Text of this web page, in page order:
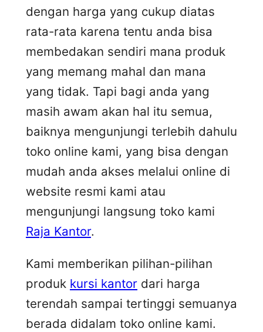
dengan harga yang cukup diatas
rata-rata karena tentu anda bisa
membedakan sendiri mana produk
yang memang mahal dan mana
yang tidak. Tapi bagi anda yang
masih awam akan hal itu semua,
baiknya mengunjungi terlebih dahulu
toko online kami, yang bisa dengan
mudah anda akses melalui online di
website resmi kami atau
mengunjungi langsung toko kami
Raja Kantor.
Kami memberikan pilihan-pilihan
produk kursi kantor dari harga
terendah sampai tertinggi semuanya
berada didalam toko online kami.